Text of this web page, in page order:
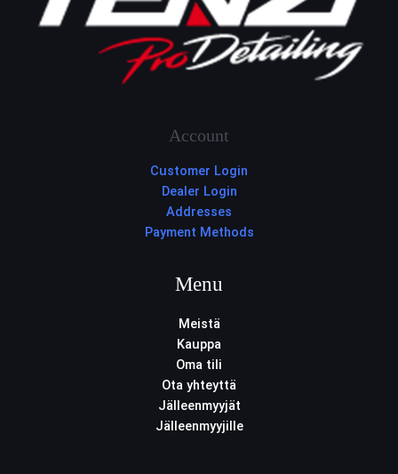
Account
Customer Login
Dealer Login
Addresses
Payment Methods
Menu
Meistä
Kauppa
Oma tili
Ota yhteyttä
Jälleenmyyjät
Jälleenmyyjille